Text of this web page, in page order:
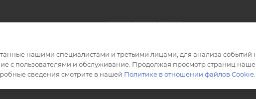
нашими специалистами и третьими лицами, для анализа событий
с пользователями и обслуживание. Продолжая просмотр страниц
сведения смотрите в нашей Политике в отношении файлов Cookie